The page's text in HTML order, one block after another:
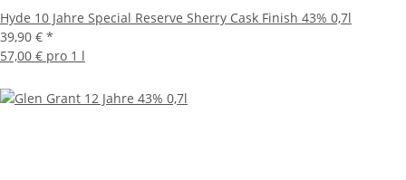
Hyde 10 Jahre Special Reserve Sherry Cask Finish 43% 0,7l
39,90 € *
57,00 € pro 1 l